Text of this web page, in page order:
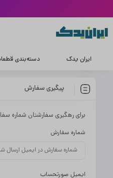
ایران یدک دسته‌بندی
پیگیری سفارش
برای رهگیری سفارشتان شماره
شماره سفارش
ایمیل صورتحساب